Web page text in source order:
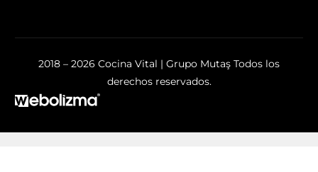
2018 – 2026 Cocina Vital | Grupo Mutaş Todos los
derechos reservados.